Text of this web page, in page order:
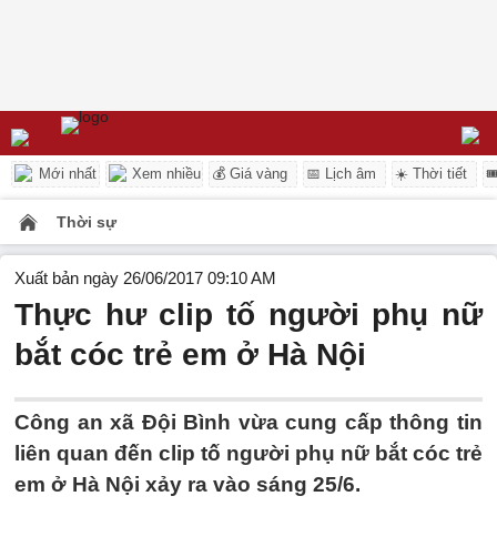
Mới nhất Xem nhiều 💰 Giá vàng 📅 Lịch âm ☀️ Thời tiết
Thời sự
Xuất bản ngày 26/06/2017 09:10 AM
Thực hư clip tố người phụ nữ
bắt cóc trẻ em ở Hà Nội
Công an xã Đội Bình vừa cung cấp thông tin
liên quan đến clip tố người phụ nữ bắt cóc trẻ
em ở Hà Nội xảy ra vào sáng 25/6.